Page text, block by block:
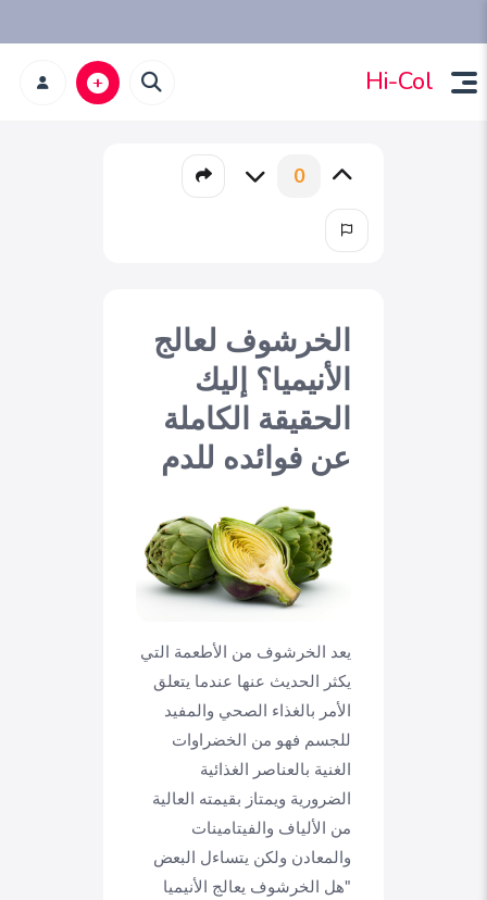
Hi-Col
0
الخرشوف لعالج
الأنيميا؟ إليك
الحقيقة الكاملة
عن فوائده للدم
يعد الخرشوف من الأطعمة التي
يكثر الحديث عنها عندما يتعلق
الأمر بالغذاء الصحي والمفيد
للجسم فهو من الخضراوات
الغنية بالعناصر الغذائية
الضرورية ويمتاز بقيمته العالية
من الألياف والفيتامينات
والمعادن ولكن يتساءل البعض
"هل الخرشوف يعالج الأنيميا